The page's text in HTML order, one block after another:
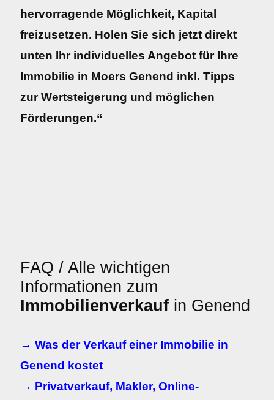
hervorragende Möglichkeit, Kapital
freizusetzen. Holen Sie sich jetzt direkt
unten Ihr individuelles Angebot für Ihre
Immobilie in Moers Genend inkl. Tipps
zur Wertsteigerung und möglichen
Förderungen.“
FAQ / Alle wichtigen
Informationen zum
Immobilienverkauf in Genend
→ Was der Verkauf einer Immobilie in
Genend kostet
→ Privatverkauf, Makler, Online-